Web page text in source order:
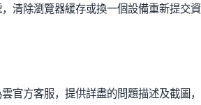
清除瀏覽器緩存或換一個設備重新提交
官方客服，提供詳盡的問題描述及截圖